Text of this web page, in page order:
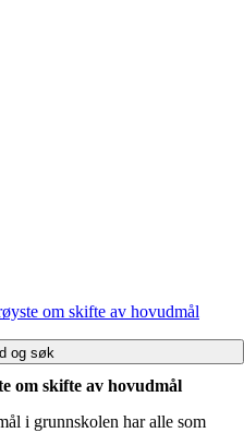
om skifte av hovudmål
og søk
om skifte av hovudmål
i grunnskolen har alle som